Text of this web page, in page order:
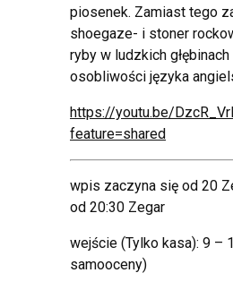
piosenek. Zamiast tego
shoegaze- i stoner
ryby w ludzkich
osobliwości języka
https://youtu.be/
feature=shared
wpis zaczyna się od 20
od 20:30 Zegar
wejście (Tylko kasa): 9 –
samooceny)